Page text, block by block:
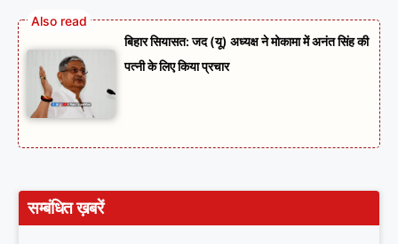
बिहार सियासत: जद (यू) अध्यक्ष ने मोकामा में अनंत सिंह की
पत्नी के लिए किया प्रचार
सम्बंधित ख़बरें